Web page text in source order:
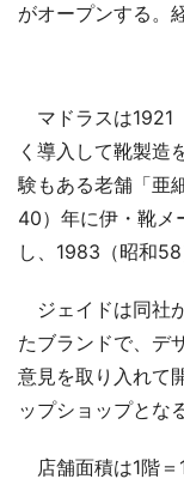
がオープンする。
マドラスは1921
く導入して靴製造
験もある老舗「亜
40）年に伊・靴メ
し、1983（昭和
ジェイドは同社
たブランドで、デ
意見を取り入れて
ップショップとなる
店舗面積は1階＝